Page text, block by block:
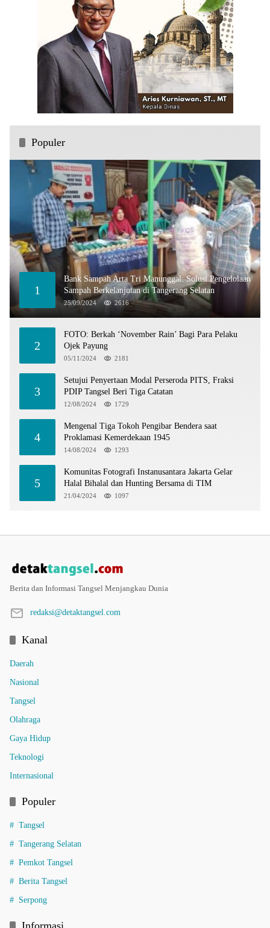
Populer
1
Bank Sampah Arta Tri Manunggal: Solusi Pengelolaan
Sampah Berkelanjutan di Tangerang Selatan
25/09/2024 2616
2
FOTO: Berkah ‘November Rain’ Bagi Para Pelaku
Ojek Payung
05/11/2024 2181
3
Setujui Penyertaan Modal Perseroda PITS, Fraksi
PDIP Tangsel Beri Tiga Catatan
12/08/2024 1729
4
Mengenal Tiga Tokoh Pengibar Bendera saat
Proklamasi Kemerdekaan 1945
14/08/2024 1293
5
Komunitas Fotografi Instanusantara Jakarta Gelar
Halal Bihalal dan Hunting Bersama di TIM
21/04/2024 1097
Berita dan Informasi Tangsel Menjangkau Dunia
redaksi@detaktangsel.com
Kanal
Daerah
Nasional
Tangsel
Olahraga
Gaya Hidup
Teknologi
Internasional
Populer
Tangsel
Tangerang Selatan
Pemkot Tangsel
Berita Tangsel
Serpong
Informasi